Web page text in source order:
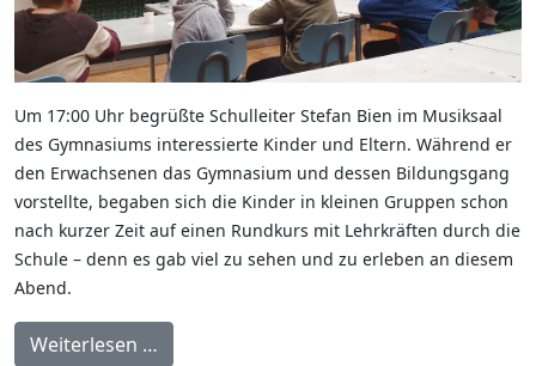
Um 17:00 Uhr begrüßte Schulleiter Stefan Bien im Musiksaal
des Gymnasiums interessierte Kinder und Eltern. Während er
den Erwachsenen das Gymnasium und dessen Bildungsgang
vorstellte, begaben sich die Kinder in kleinen Gruppen schon
nach kurzer Zeit auf einen Rundkurs mit Lehrkräften durch die
Schule – denn es gab viel zu sehen und zu erleben an diesem
Abend.
Weiterlesen …